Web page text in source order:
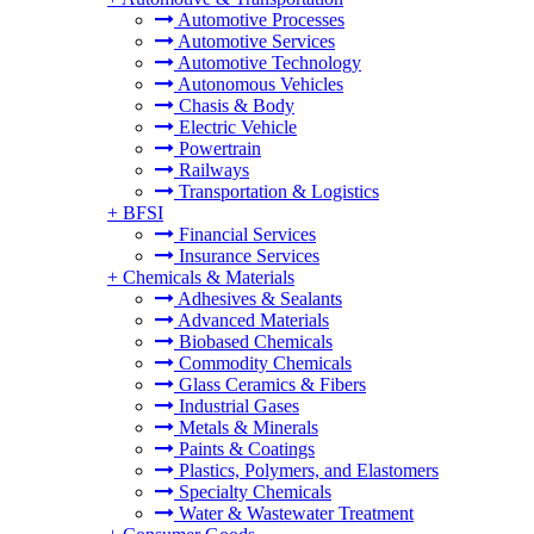
Automotive Processes
Automotive Services
Automotive Technology
Autonomous Vehicles
Chasis & Body
Electric Vehicle
Powertrain
Railways
Transportation & Logistics
+ BFSI
Financial Services
Insurance Services
+ Chemicals & Materials
Adhesives & Sealants
Advanced Materials
Biobased Chemicals
Commodity Chemicals
Glass Ceramics & Fibers
Industrial Gases
Metals & Minerals
Paints & Coatings
Plastics, Polymers, and Elastomers
Specialty Chemicals
Water & Wastewater Treatment